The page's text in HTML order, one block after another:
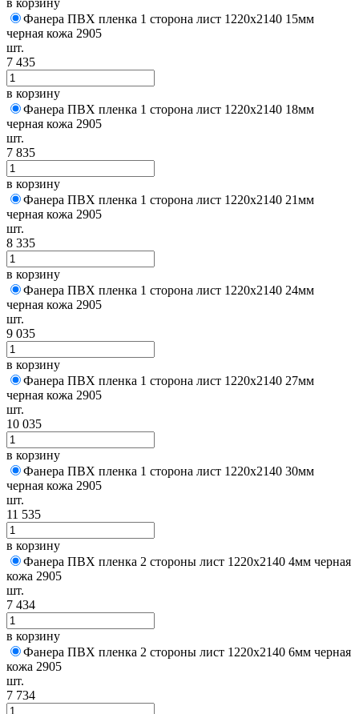
в корзину
Фанера ПВХ пленка 1 сторона лист 1220х2140 15мм
черная кожа 2905
шт.
7 435
в корзину
Фанера ПВХ пленка 1 сторона лист 1220х2140 18мм
черная кожа 2905
шт.
7 835
в корзину
Фанера ПВХ пленка 1 сторона лист 1220х2140 21мм
черная кожа 2905
шт.
8 335
в корзину
Фанера ПВХ пленка 1 сторона лист 1220х2140 24мм
черная кожа 2905
шт.
9 035
в корзину
Фанера ПВХ пленка 1 сторона лист 1220х2140 27мм
черная кожа 2905
шт.
10 035
в корзину
Фанера ПВХ пленка 1 сторона лист 1220х2140 30мм
черная кожа 2905
шт.
11 535
в корзину
Фанера ПВХ пленка 2 стороны лист 1220х2140 4мм черная
кожа 2905
шт.
7 434
в корзину
Фанера ПВХ пленка 2 стороны лист 1220х2140 6мм черная
кожа 2905
шт.
7 734